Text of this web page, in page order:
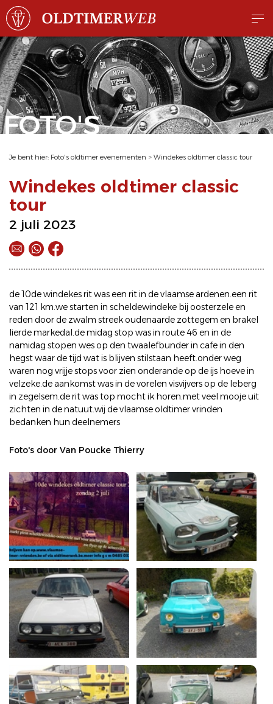
FOTO'S
Je bent hier: Foto's oldtimer evenementen > Windekes oldtimer classic tour
Windekes oldtimer classic
tour
2 juli 2023
de 10de windekes rit was een rit in de vlaamse ardenen.een rit
van 121 km.we starten in scheldewindeke bij oosterzele en
reden door de zwalm streek oudenaarde zottegem en brakel
lierde markedal.de midag stop was in route 46 en in de
namidag stopen wes op den twaalefbunder in cafe in den
hegst waar de tijd wat is blijven stilstaan heeft.onder weg
waren nog vrijje stops voor zien onderande op de ijs hoeve in
velzeke.de aankomst was in de vorelen visvijvers op de leberg
in zegelsem.de rit was top mocht ik horen.met veel mooje uit
zichten in de natuut.wij de vlaamse oldtimer vrinden
bedanken hun deelnemers
Foto's door Van Poucke Thierry